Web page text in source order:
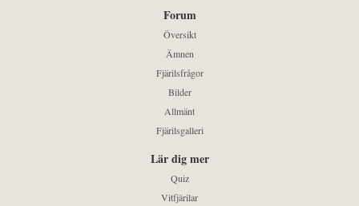
Forum
Översikt
Ämnen
Fjärilsfrågor
Bilder
Allmänt
Fjärilsgalleri
Lär dig mer
Quiz
Vitfjärilar